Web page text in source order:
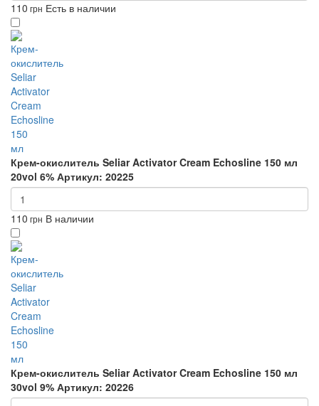
110 грн Есть в наличии
Крем-окислитель Seliar Activator Cream Echosline 150 мл
20vol 6% Артикул: 20225
110 грн В наличии
Крем-окислитель Seliar Activator Cream Echosline 150 мл
30vol 9% Артикул: 20226